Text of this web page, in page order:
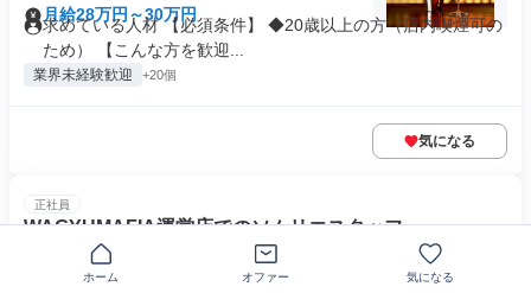
月給28万円～30万円
求めている人材 【必須条件】 ◆20歳以上の方（店内喫煙可の
ため） 【こんな方を歓迎...
業界未経験歓迎 +20個
気になる
正社員
WAGYUMAFIA運営店でのソムリエスタッフ
WAGYUMAFIA JAPAN株式会社
接客もワインも、どちらも極めるステージ✨ソムリエ候補募集
ホーム オファー 気になる